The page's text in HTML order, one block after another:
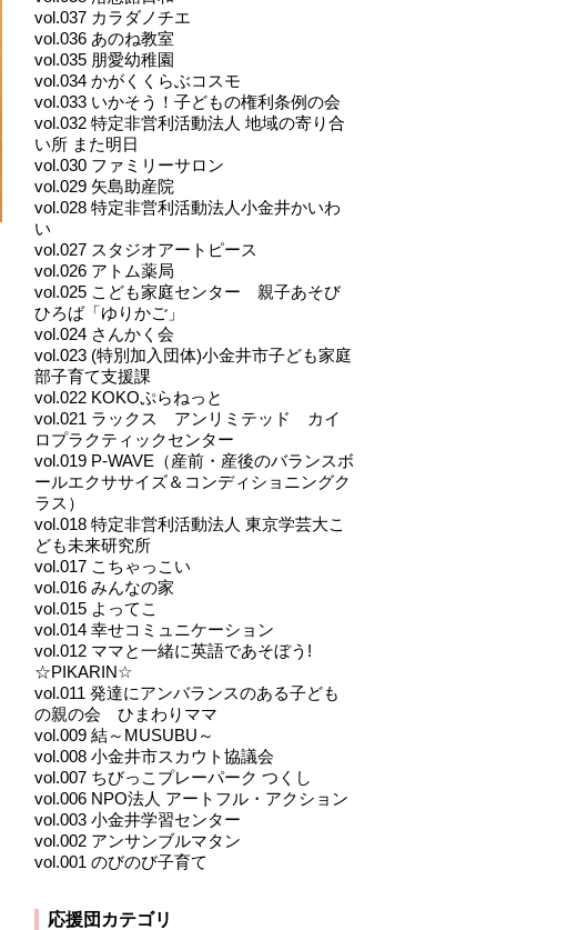
vol.037 カラダノチエ
vol.036 あのね教室
vol.035 朋愛幼稚園
vol.034 かがくくらぶコスモ
vol.033 いかそう！子どもの権利条例の会
vol.032 特定非営利活動法人 地域の寄り合
い所 また明日
vol.030 ファミリーサロン
vol.029 矢島助産院
vol.028 特定非営利活動法人小金井かいわ
い
vol.027 スタジオアートピース
vol.026 アトム薬局
vol.025 こども家庭センター 親子あそび
ひろば「ゆりかご」
vol.024 さんかく会
vol.023 (特別加入団体)小金井市子ども家庭
部子育て支援課
vol.022 KOKOぷらねっと
vol.021 ラックス アンリミテッド カイ
ロプラクティックセンター
vol.019 P-WAVE（産前・産後のバランスボ
ールエクササイズ＆コンディショニングク
ラス）
vol.018 特定非営利活動法人 東京学芸大こ
ども未来研究所
vol.017 こちゃっこい
vol.016 みんなの家
vol.015 よってこ
vol.014 幸せコミュニケーション
vol.012 ママと一緒に英語であそぼう!
☆PIKARIN☆
vol.011 発達にアンバランスのある子ども
の親の会 ひまわりママ
vol.009 結～MUSUBU～
vol.008 小金井市スカウト協議会
vol.007 ちびっこプレーパーク つくし
vol.006 NPO法人 アートフル・アクション
vol.003 小金井学習センター
vol.002 アンサンブルマタン
vol.001 のびのび子育て
応援団カテゴリ